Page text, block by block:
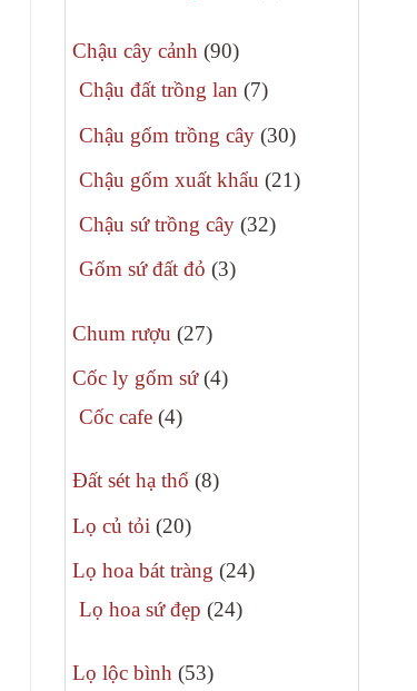
Chậu cây cảnh 9090
sản
Chậu đất trồng lan 77
phẩm
Chậu gốm trồng cây 3030
phẩm
Chậu gốm xuất khẩu 2121
Chậu sứ trồng cây 3232
Gốm sứ đất đỏ 33
Chum rượu 2727
phẩm
Cốc ly gốm sứ 44
Cốc cafe 44
phẩm
Đất sét hạ thổ 88
Lọ củ tỏi 2020
phẩm
Lọ hoa bát tràng 2424
Lọ hoa sứ đẹp 2424
Lọ lộc bình 5353